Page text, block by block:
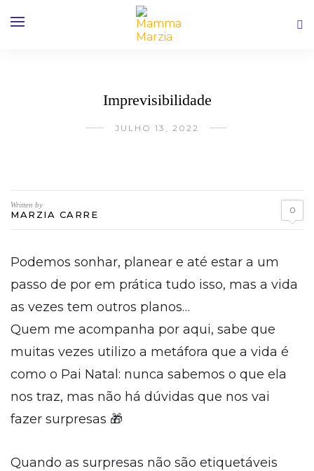
Imprevisibilidade
JULHO 13, 2022
Written by
MARZIA CARRE 0
Podemos sonhar, planear e até estar a um
passo de por em prática tudo isso, mas a vida
as vezes tem outros planos…
Quem me acompanha por aqui, sabe que
muitas vezes utilizo a metáfora que a vida é
como o Pai Natal: nunca sabemos o que ela
nos traz, mas não há dúvidas que nos vai
fazer surpresas 🎁
Quando as surpresas não são etiquetáveis